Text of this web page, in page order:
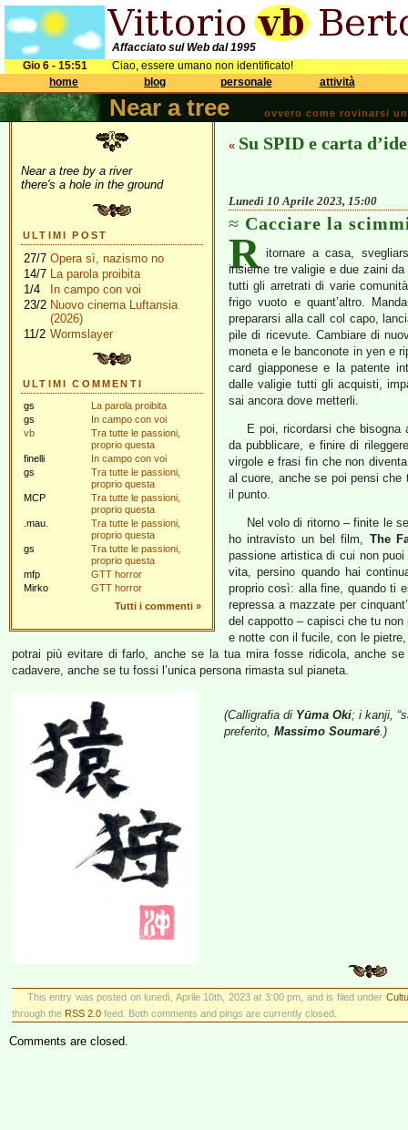
Affacciato sul Web dal 1995
Gio 6 - 15:51
Ciao, essere umano non identificato!
home
blog personale attività
Near a tree ovvero come rovinarsi
Near a tree by a river
there's a hole in the ground
ULTIMI POST
27/7 Opera sì, nazismo no
14/7 La parola proibita
1/4
In campo con voi
23/2 Nuovo cinema Luftansia
(2026)
11/2 Wormslayer
ULTIMI COMMENTI
gs
La parola proibita
gs
In campo con voi
vb
Tra tutte le passioni,
proprio questa
finelli
In campo con voi
gs
Tra tutte le passioni,
proprio questa
MCP
Tra tutte le passioni,
proprio questa
.mau.
Tra tutte le passioni,
proprio questa
gs
Tra tutte le passioni,
proprio questa
mfp
GTT horror
Mirko
GTT horror
Tutti i commenti »
« Su SPID e carta
Lunedì 10 Aprile 2023, 15:00
Cacciare la
R itornare a casa,
insieme tre valigie e due zaini
tutti gli arretrati di varie
frigo vuoto e quant’altro.
prepararsi alla call col capo,
pile di ricevute. Cambiare di
moneta e le banconote in yen e
card giapponese e la patente
dalle valigie tutti gli acquisti,
sai ancora dove metterli.
E poi, ricordarsi che
da pubblicare, e finire di
virgole e frasi fin che non
al cuore, anche se poi pensi
il punto.
Nel volo di ritorno – finite le
ho intravisto un bel film, The
passione artistica di cui non
vita, persino quando hai
proprio così: alla fine, quando ti
repressa a mazzate per
del cappotto – capisci che tu
e notte con il fucile, con le
potrai più evitare di farlo, anche se la tua mira fosse ridicola, anche
cadavere, anche se tu fossi l’unica persona rimasta sul pianeta.
(Calligrafia di Yūma Oki; i kanji,
preferito, Massimo Soumaré.)
This entry was posted on lunedì, Aprile 10th, 2023 at 3:00 pm, and is filed under
through the RSS 2.0 feed. Both comments and pings are currently closed.
Comments are closed.